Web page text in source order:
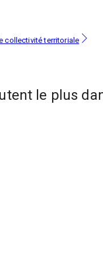
collectivité territoriale
le plus